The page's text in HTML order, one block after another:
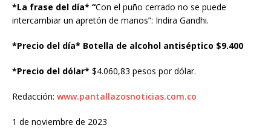
*La frase del día* “Con el puño cerrado no se puede
intercambiar un apretón de manos”: Indira Gandhi.
*Precio del día* Botella de alcohol antiséptico $9.400
*Precio del dólar* $4.060,83 pesos por dólar.
Redacción: www.pantallazosnoticias.com.co
1 de noviembre de 2023